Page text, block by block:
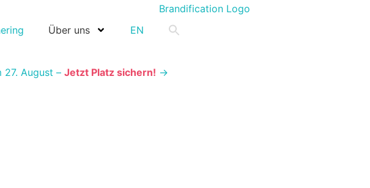
Über uns
EN
27. August – Jetzt Platz sichern! →